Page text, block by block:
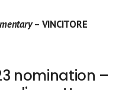
– VINCITORE
nomination –